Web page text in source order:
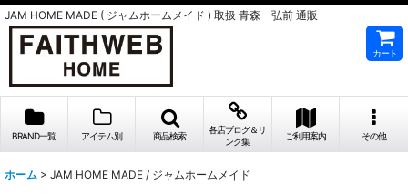
JAM HOME MADE ( ジャムホームメイド ) 取扱 青森 弘前 通販
カート
BRAND一覧 アイテム別 商品検索
各店ブログ＆リ
ンク集
ご利用案内 その他
ホーム > JAM HOME MADE / ジャムホームメイド